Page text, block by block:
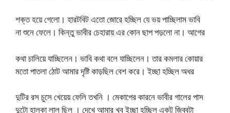
শক্ত হয়ে গেলো। হারটবিট এতো জোরে হচ্ছিল যে ভয় পাচ্ছিলাম ভাবি
না শুনে ফেলে। কিন্তু ভাবীর চেহারায় এর কোন ছাপ পড়লো না। আগের
কথা চালিয়ে যাচ্ছিলেন। ভাবি কথা বলে যাচ্ছিলেন। তার কমলার কোয়ার
মতো পাতলা ঠোট আমার দৃষ্টি কাড়ছিল বেশ করে। ইচ্ছা হচ্ছিল অধর
দুটির রস চুসে খেয়েয় ফেলি তখনি । মেকাপের কারনে ভাবীর গালের পাস
দুটো হালকা লাল ছিল । দেখে আমার খুব ইচ্ছা হচ্ছিল একটু জিব্বটা